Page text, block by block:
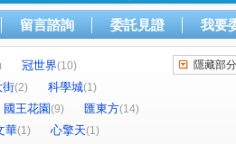
留言諮詢 委託見證 我要
冠世界(10)
街(2) 科學城(1)
國王花園(9) 匯東方(14)
華(1) 心擎天(1)
隱藏部